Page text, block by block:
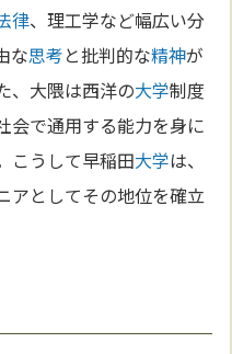
律、理工学など幅広い分
な思考と批判的な精神が
、大隈は西洋の大学制度
会で通用する能力を身に
こうして早稲田大学は、
アとしてその地位を確立